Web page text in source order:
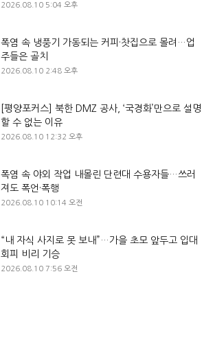
2026.08.10 5:04 오후
폭염 속 냉풍기 가동되는 커피·찻집으로 몰려…업
주들은 골치
2026.08.10 2:48 오후
[평양포커스] 북한 DMZ 공사, ‘국경화’만으로 설명
할 수 없는 이유
2026.08.10 12:32 오후
폭염 속 야외 작업 내몰린 단련대 수용자들…쓰러
져도 폭언·폭행
2026.08.10 10:14 오전
“내 자식 사지로 못 보내”…가을 초모 앞두고 입대
회피 비리 기승
2026.08.10 7:56 오전